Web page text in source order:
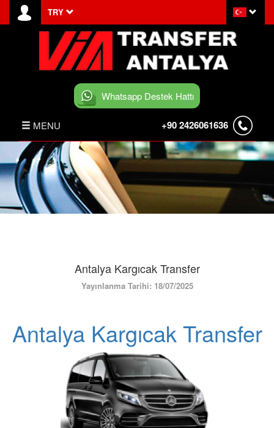
TRY
Whatsapp Destek Hattı
MENU +90 2426061636
ANASAYFA
HABERLER
BELEK TRANSFER
ÜYE GİRİŞİ / KAYIT
Antalya Kargıcak Transfer
Yayınlanma Tarihi: 18/07/2025
Antalya Kargıcak Transfer